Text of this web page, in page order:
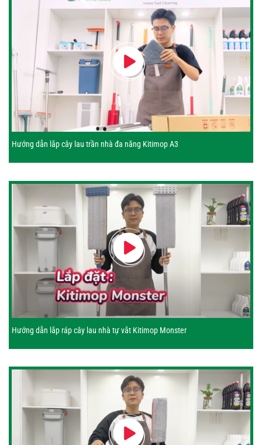
Hướng dẫn lắp cây lau trần nhà đa năng Kitimop A3
Hướng dẫn lắp ráp cây lau nhà tự vắt Kitimop Monster